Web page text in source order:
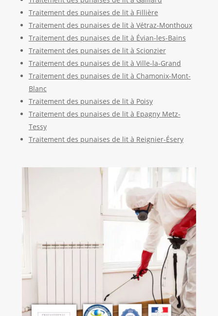
Traitement des punaises de lit à Fillière
Traitement des punaises de lit à Vétraz-Monthoux
Traitement des punaises de lit à Évian-les-Bains
Traitement des punaises de lit à Scionzier
Traitement des punaises de lit à Ville-la-Grand
Traitement des punaises de lit à Chamonix-Mont-
Blanc
Traitement des punaises de lit à Poisy
Traitement des punaises de lit à Epagny Metz-
Tessy
Traitement des punaises de lit à Reignier-Ésery